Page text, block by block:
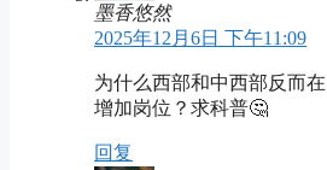
墨香悠然
2025年12月6日 下午11:09
为什么西部和中西部反而在
增加岗位？求科普🤔
回复